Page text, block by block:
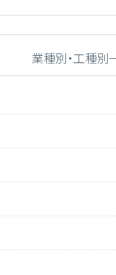
業種別・工種別